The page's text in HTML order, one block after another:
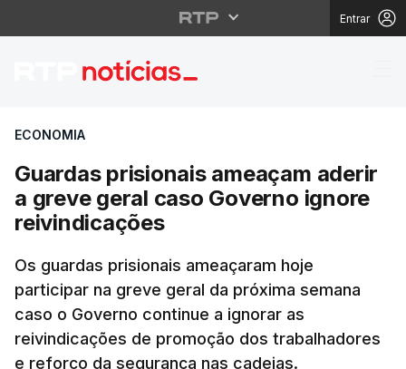
Entrar
Guardas prisionais
ECONOMIA
Guardas prisionais ameaçam aderir
a greve geral caso Governo ignore
reivindicações
Os guardas prisionais ameaçaram hoje
participar na greve geral da próxima semana
caso o Governo continue a ignorar as
reivindicações de promoção dos trabalhadores
e reforço da segurança nas cadeias.